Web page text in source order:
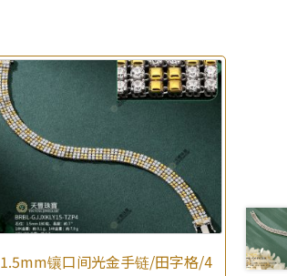
1.5mm镶口间光金手链/田字格/4